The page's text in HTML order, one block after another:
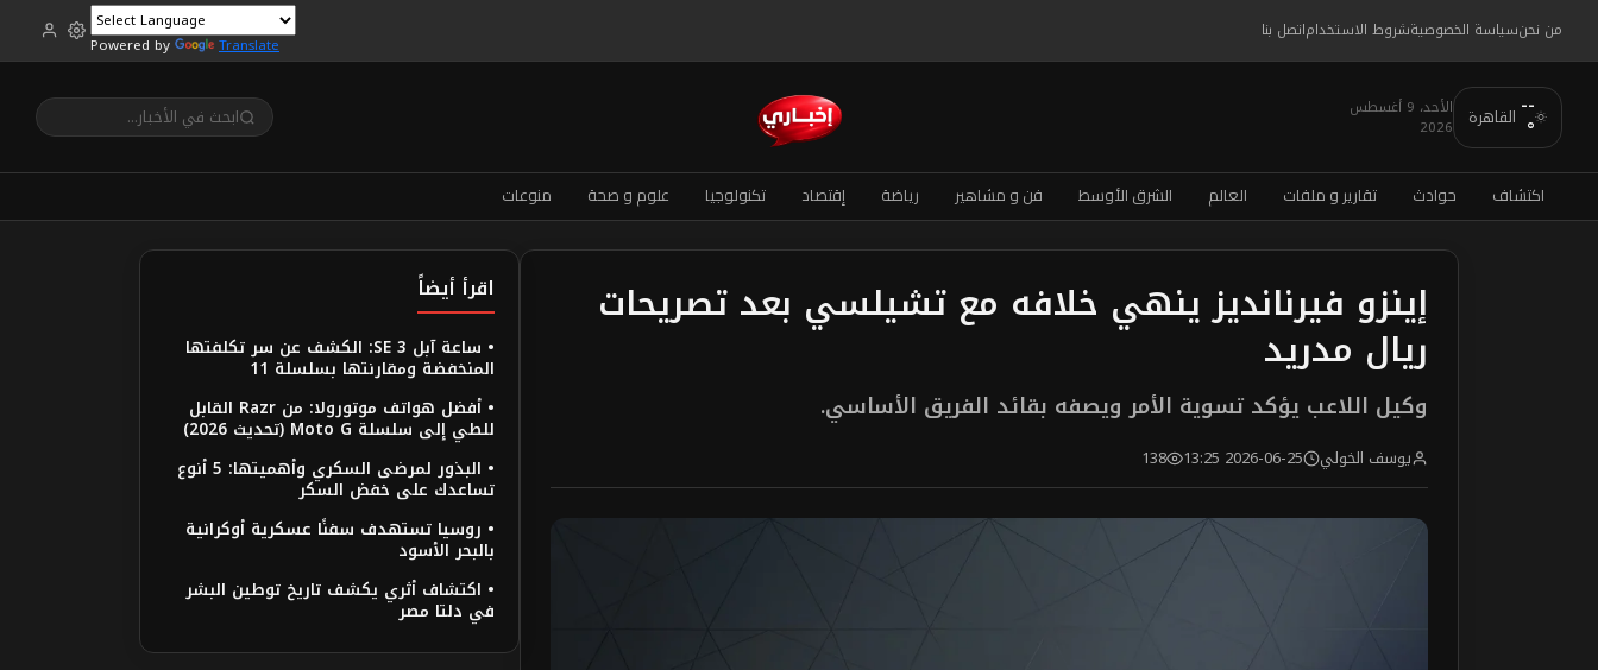
من نحنسياسة الخصوصيةشروط الاستخداماتصل بنا
Powered by Translate
--
° القاهرة الأحد، 9 أغسطس
2026
اكتشاف حوادث تقارير و ملفات العالم الشرق الأوسط فن و مشاهير رياضة إقتصاد تكنولوجيا علوم و صحة منوعات
إينزو فيرنانديز ينهي خلافه مع تشيلسي بعد تصريحات
ريال مدريد
وكيل اللاعب يؤكد تسوية الأمر ويصفه بقائد الفريق الأساسي.
يوسف الخولي 2026-06-25 13:25
138
اقرأ أيضاً
• ساعة آبل SE 3: الكشف عن سر تكلفتها
المنخفضة ومقارنتها بسلسلة 11
• أفضل هواتف موتورولا: من Razr القابل
للطي إلى سلسلة Moto G (تحديث 2026)
• البذور لمرضى السكري وأهميتها: 5 أنوع
تساعدك على خفض السكر
• روسيا تستهدف سفنًا عسكرية أوكرانية
بالبحر الأسود
• اكتشاف أثري يكشف تاريخ توطين البشر
في دلتا مصر